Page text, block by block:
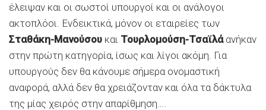
έλειψαν και οι σωστοί υπουργοί και οι ανάλογοι
ακτοπλόοι. Ενδεικτικά, μόνον οι εταιρείες των
Σταθάκη-Μανούσου και Τουρλομούση-Τσαϊλάανήκαν
στην πρώτη κατηγορία, ίσως και λίγοι ακόμη. Για
υπουργούς δεν θα κάνουμε σήμερα ονομαστική
αναφορά, αλλά δεν θα χρειάζονταν και όλα τα δάκτυλα
της μίας χειρός στην απαρίθμηση….